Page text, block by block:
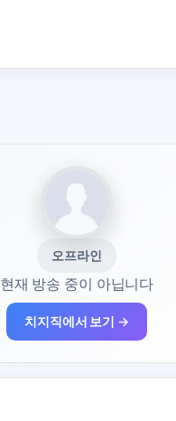
오프라인
현재 방송 중이 아닙니다
치지직에서 보기 →